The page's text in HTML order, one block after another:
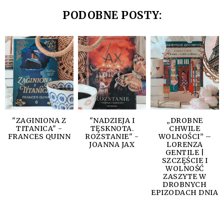
PODOBNE POSTY:
"ZAGINIONA Z
TITANICA" -
FRANCES QUINN
"NADZIEJA I
TĘSKNOTA.
ROZSTANIE" -
JOANNA JAX
„DROBNE
CHWILE
WOLNOŚCI” –
LORENZA
GENTILE |
SZCZĘŚCIE I
WOLNOŚĆ
ZASZYTE W
DROBNYCH
EPIZODACH DNIA